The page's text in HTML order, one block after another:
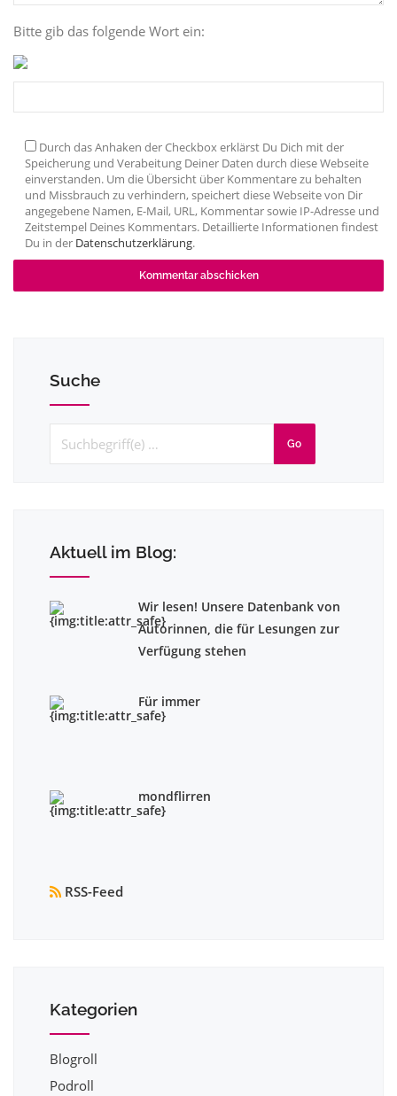
Bitte gib das folgende Wort ein:
Durch das Anhaken der Checkbox erklärst Du Dich mit der
Speicherung und Verabeitung Deiner Daten durch diese Webseite
einverstanden. Um die Übersicht über Kommentare zu behalten
und Missbrauch zu verhindern, speichert diese Webseite von Dir
angegebene Namen, E-Mail, URL, Kommentar sowie IP-Adresse und
Zeitstempel Deines Kommentars. Detaillierte Informationen findest
Du in der Datenschutzerklärung.
Suche
Go
Aktuell im Blog:
Wir lesen! Unsere Datenbank von
Autorinnen, die für Lesungen zur
Verfügung stehen
Für immer
mondflirren
RSS-Feed
Kategorien
Blogroll
Podroll